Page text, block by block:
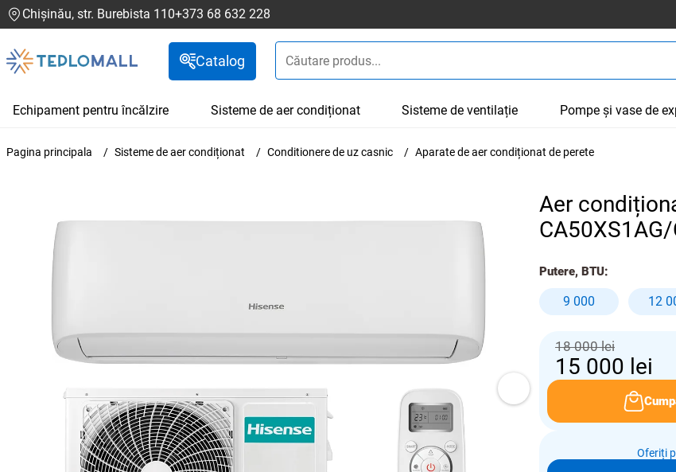
Chișinău, str. Burebista 110+373 68 632 228
Catalog
Echipament pentru încălzire Sisteme de aer condiționat Sisteme de ventilație Pompe și vase de
Pagina principala Sisteme de aer condiționat Conditionere de uz casnic Aparate de aer condiționat de perete
Aer
Putere, BTU:
9 000 12
18 000 lei
15 000 lei
Oferiți